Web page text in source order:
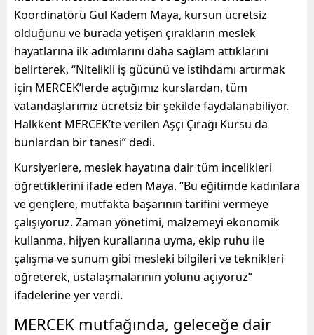
Koordinatörü Gül Kadem Maya, kursun ücretsiz
olduğunu ve burada yetişen çırakların meslek
hayatlarına ilk adımlarını daha sağlam attıklarını
belirterek, “Nitelikli iş gücünü ve istihdamı artırmak
için MERCEK’lerde açtığımız kurslardan, tüm
vatandaşlarımız ücretsiz bir şekilde faydalanabiliyor.
Halkkent MERCEK’te verilen Aşçı Çırağı Kursu da
bunlardan bir tanesi” dedi.
Kursiyerlere, meslek hayatına dair tüm incelikleri
öğrettiklerini ifade eden Maya, “Bu eğitimde kadınlara
ve gençlere, mutfakta başarının tarifini vermeye
çalışıyoruz. Zaman yönetimi, malzemeyi ekonomik
kullanma, hijyen kurallarına uyma, ekip ruhu ile
çalışma ve sunum gibi mesleki bilgileri ve teknikleri
öğreterek, ustalaşmalarının yolunu açıyoruz”
ifadelerine yer verdi.
MERCEK mutfağında, geleceğe dair